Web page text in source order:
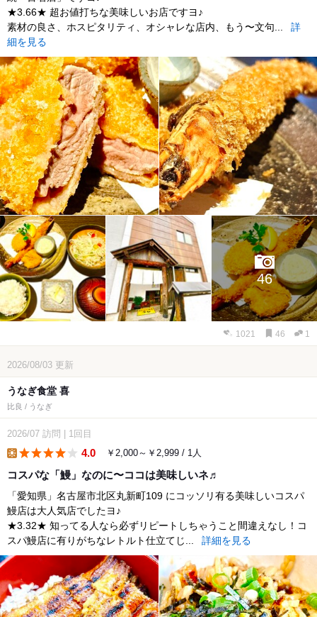
★3.66★ 超お値打ちな美味しいお店ですヨ♪
素材の良さ、ホスピタリティ、オシャレな店内、もう〜文句...
詳
細を見る
46
1021 46 1
2026/08/03 更新
うなぎ食堂 喜
比良 / うなぎ
2026/07 訪問 1回目
4.0 ￥2,000～￥2,999 / 1人
コスパな「鰻」なのに〜ココは美味しいネ♬
「愛知県」名古屋市北区丸新町109 にコッソリ有る美味しいコスパ
鰻店は大人気店でしたヨ♪
★3.32★ 知ってる人なら必ずリピートしちゃうこと間違えなし！コ
スパ鰻店に有りがちなレトルト仕立てじ...
詳細を見る